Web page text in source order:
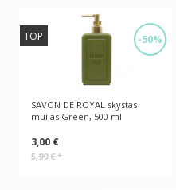
-50%
TOP
SAVON DE ROYAL skystas
muilas Green, 500 ml
3,00 €
5,99 €*